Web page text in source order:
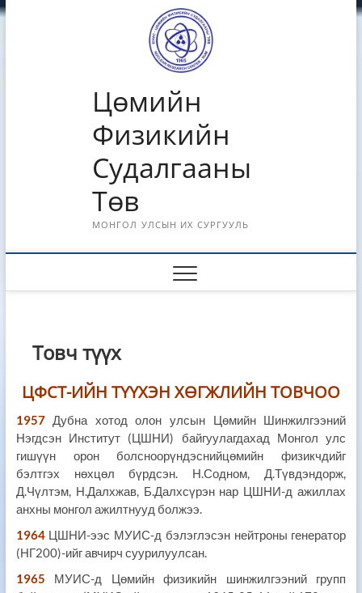
Skip
Цөмийн
Физикийн
Судалгааны
Төв
МОНГОЛ УЛСЫН ИХ СУРГУУЛЬ
Товч түүх
ЦФСТ-ИЙН ТҮҮХЭН ХӨГЖЛИЙН ТОВЧОО
1957Дубна хотод олон улсын Цөмийн Шинжилгээний
Нэгдсэн Институт (ЦШНИ) байгуулагдахад Монгол улс
гишүүн орон болсноорүндэснийцөмийн физикчдийг
бэлтгэх нөхцөл бүрдсэн. Н.Содном, Д.Түвдэндорж,
Д.Чүлтэм, Н.Далхжав, Б.Далхсүрэн нар ЦШНИ-д ажиллах
анхны монгол ажилтнууд болжээ.
1964ЦШНИ-ээс МУИС-д бэлэглэсэн нейтроны генератор
(НГ200)-ийг авчирч суурилуулсан.
1965 МУИС-д Цөмийн физикийн шинжилгээний групп